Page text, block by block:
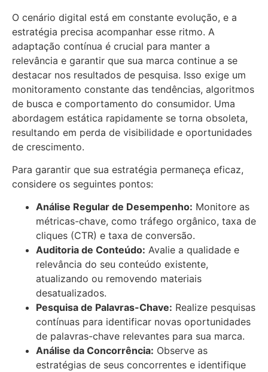
O cenário digital está em constante evolução, e a
estratégia precisa acompanhar esse ritmo. A
adaptação contínua é crucial para manter a
relevância e garantir que sua marca continue a se
destacar nos resultados de pesquisa. Isso exige um
monitoramento constante das tendências, algoritmos
de busca e comportamento do consumidor. Uma
abordagem estática rapidamente se torna obsoleta,
resultando em perda de visibilidade e oportunidades
de crescimento.
Para garantir que sua estratégia permaneça eficaz,
considere os seguintes pontos:
Análise Regular de Desempenho: Monitore as
métricas-chave, como tráfego orgânico, taxa de
cliques (CTR) e taxa de conversão.
Auditoria de Conteúdo: Avalie a qualidade e
relevância do seu conteúdo existente,
atualizando ou removendo materiais
desatualizados.
Pesquisa de Palavras-Chave: Realize pesquisas
contínuas para identificar novas oportunidades
de palavras-chave relevantes para sua marca.
Análise da Concorrência: Observe as
estratégias de seus concorrentes e identifique